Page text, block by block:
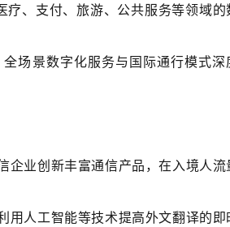
、支付、旅游、公共服务等领域的
场景数字化服务与国际通行模式深
企业创新丰富通信产品，在入境人流
用人工智能等技术提高外文翻译的即